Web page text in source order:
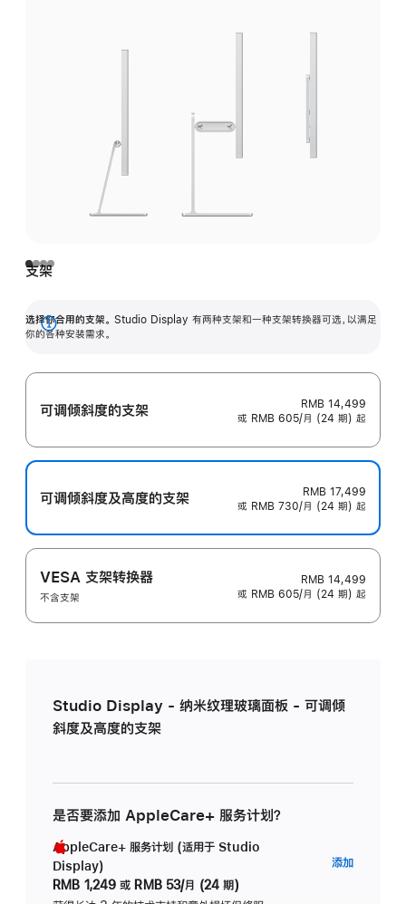
支架
选择你合用的支架。 Studio Display 有两种支架和一种支架转换器可选，以满足
你的各种安装需求。
展
可调倾斜度的支架
RMB 14,499
或 RMB 605/月 (24 期) 起
可调倾斜度及高‍度的支‍架
RMB 17,499
或 RMB 730/月 (24 期) 起
VESA 支架转换器
不含支架
RMB 14,499
或 RMB 605/月 (24 期) 起
Studio Display - 纳米纹理玻璃面板 - 可调倾
斜度及高度的支架
是否要添加 AppleCare+ 服务计划？
AppleCare+ 服务计划 (适用于 Studio
Display)
RMB 1,249 或 RMB 53/月 (24 期)
添加